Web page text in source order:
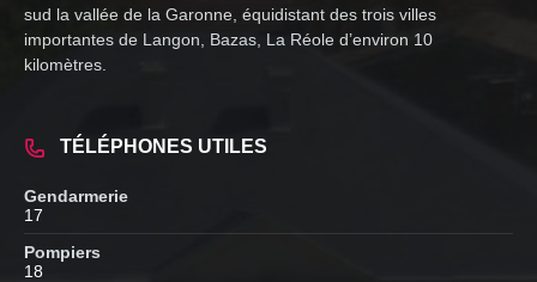
sud la vallée de la Garonne, équidistant des trois villes
importantes de Langon, Bazas, La Réole d’environ 10
kilomètres.
TÉLÉPHONES UTILES
Gendarmerie
17
Pompiers
18